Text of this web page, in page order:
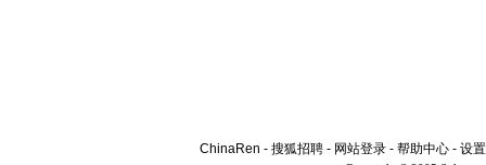
ChinaRen - 搜狐招聘 - 网站登录 - 帮助中心 - 设